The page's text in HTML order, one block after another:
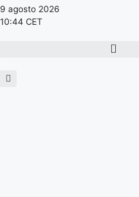
9 agosto 2026
10:44 CET